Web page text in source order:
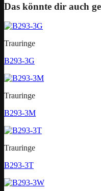
Das könnte dir auch
Trauringe
B293-3G
Trauringe
B293-3M
Trauringe
B293-3T